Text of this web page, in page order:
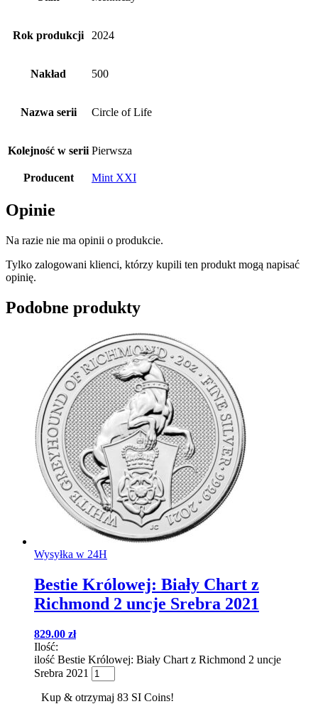
Rok produkcji 2024
Nakład 500
Nazwa serii Circle of Life
Kolejność w serii Pierwsza
Producent Mint XXI
Opinie
Na razie nie ma opinii o produkcie.
Tylko zalogowani klienci, którzy kupili ten produkt mogą napisać
opinię.
Podobne produkty
Wysyłka w 24H
Bestie Królowej: Biały Chart z
Richmond 2 uncje Srebra 2021
829.00 zł
Ilość:
ilość Bestie Królowej: Biały Chart z Richmond 2 uncje
Srebra 2021
Kup & otrzymaj 83 SI Coins!